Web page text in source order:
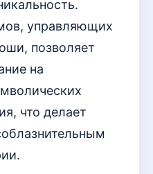
управляющих
позволяет
на
что делает